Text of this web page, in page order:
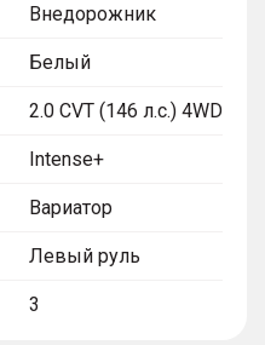
Внедорожник
Белый
2.0 CVT (146 л.с.) 4WD
Intense+
Вариатор
Левый руль
3